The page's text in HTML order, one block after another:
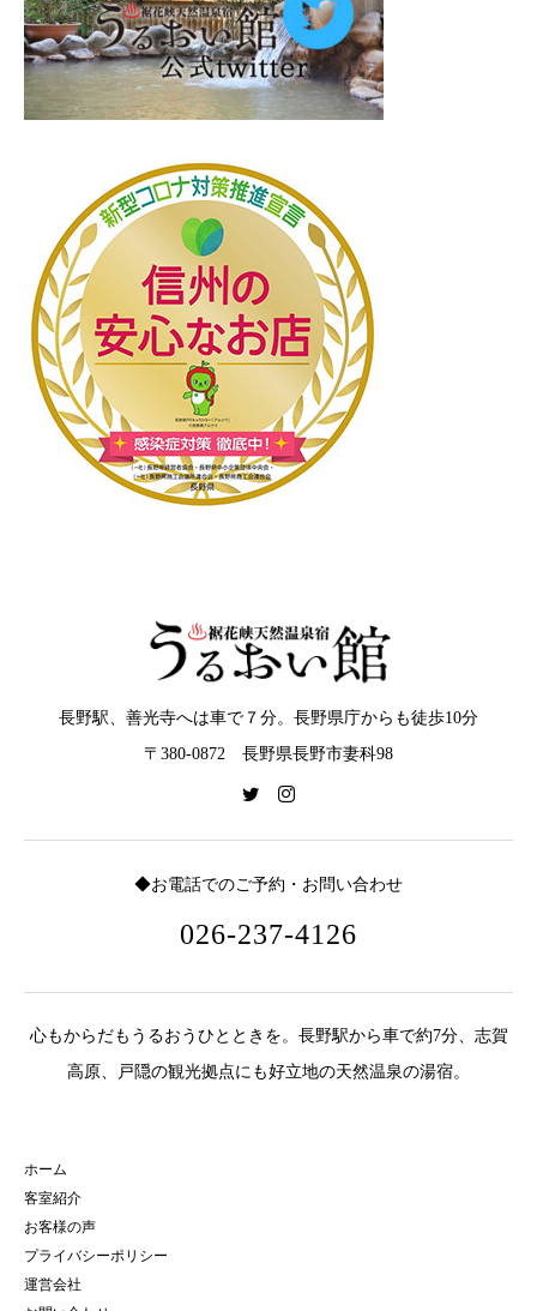
長野駅、善光寺へは車で７分。長野県庁からも徒歩10分
〒380-0872 長野県長野市妻科98
◆お電話でのご予約・お問い合わせ
026-237-4126
心もからだもうるおうひとときを。長野駅から車で約7分、志賀
高原、戸隠の観光拠点にも好立地の天然温泉の湯宿。
ホーム
客室紹介
お客様の声
プライバシーポリシー
運営会社